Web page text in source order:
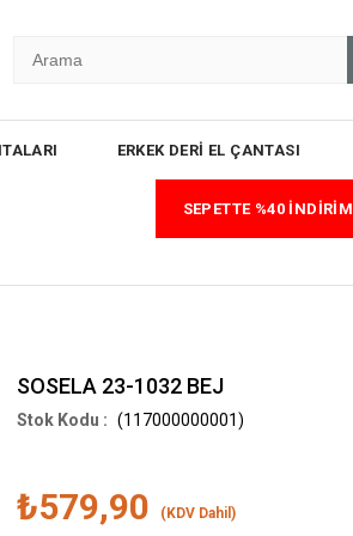
ERKEK DERİ EL ÇANTASI
SEPETTE %40 İNDİRİM
SOSELA 23-1032 BEJ
(117000000001)
₺579,90 (KDV Dahil)